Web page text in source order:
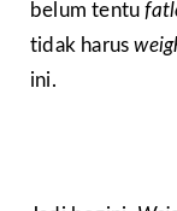
belum tentu
tidak harus
ini.